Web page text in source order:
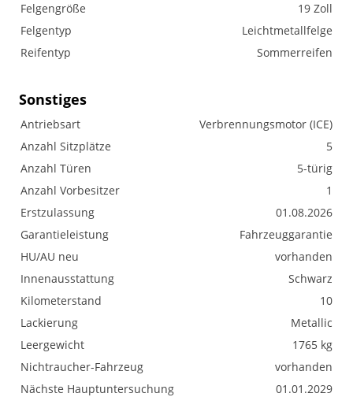
Felgengröße
19 Zoll
Felgentyp
Leichtmetallfelge
Reifentyp
Sommerreifen
Sonstiges
Antriebsart
Verbrennungsmotor (ICE)
Anzahl Sitzplätze
5
Anzahl Türen
5-türig
Anzahl Vorbesitzer
1
Erstzulassung
01.08.2026
Garantieleistung
Fahrzeuggarantie
HU/AU neu
vorhanden
Innenausstattung
Schwarz
Kilometerstand
10
Lackierung
Metallic
Leergewicht
1765 kg
Nichtraucher-Fahrzeug
vorhanden
Nächste Hauptuntersuchung
01.01.2029